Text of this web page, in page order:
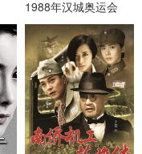
1988年汉城奥运会